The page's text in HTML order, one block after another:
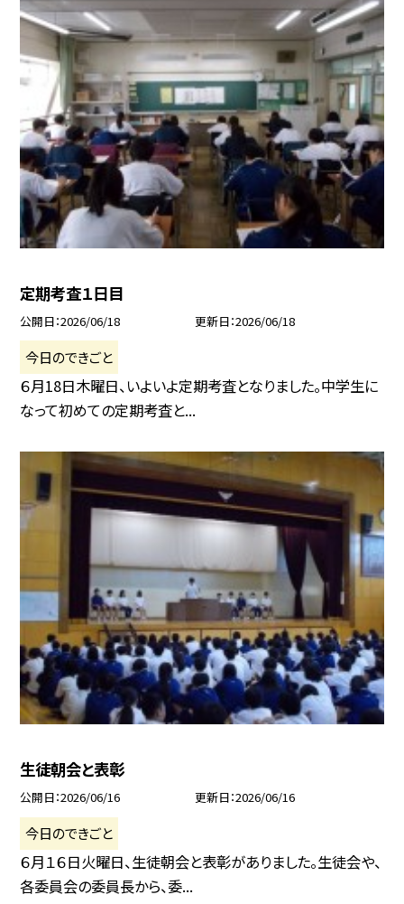
定期考査１日目
公開日 2026/06/18 更新日 2026/06/18
今日のできごと
６月18日木曜日、いよいよ定期考査となりました。中学生に
なって初めての定期考査と...
生徒朝会と表彰
公開日 2026/06/16 更新日 2026/06/16
今日のできごと
６月１６日火曜日、生徒朝会と表彰がありました。生徒会や、
各委員会の委員長から、委...